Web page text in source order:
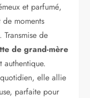
et parfumé,
de moments
de
de grand-mère
authentique.
elle allie
parfaite pour